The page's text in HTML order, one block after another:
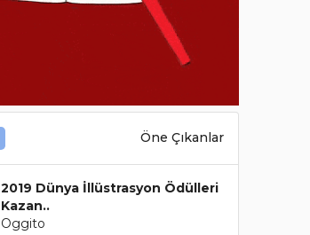
Öne Çıkanlar
2019 Dünya İllüstrasyon Ödülleri
Kazan..
Oggito